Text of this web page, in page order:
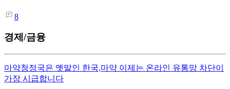
8
경제/금융
마약청정국은 옛말인 한국,마약 이제는 온라인 유통망 차단이
가장 시급합니다